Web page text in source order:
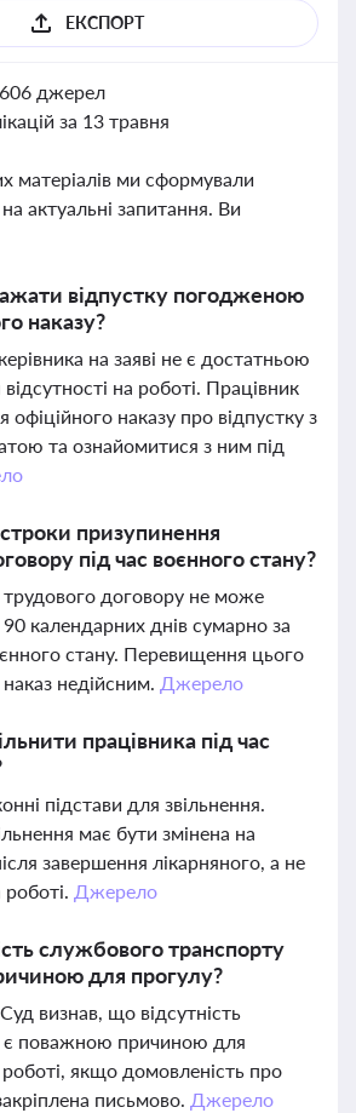
ЕКСПОРТ
джерел
за 13 травня
матеріалів ми сформували
на актуальні запитання. Ви
відпустку погодженою
наказу?
на заяві не є достатньою
на роботі. Працівник
офіційного наказу про відпустку з
та ознайомитися з ним під
строки призупинення
під час воєнного стану?
договору не може
календарних днів сумарно за
стану. Перевищення цього
недійсним. Джерело
працівника під час
підстави для звільнення.
має бути змінена на
завершення лікарняного, а не
Джерело
службового транспорту
для прогулу?
визнав, що відсутність
є поважною причиною для
роботі, якщо домовленість про
письмово. Джерело